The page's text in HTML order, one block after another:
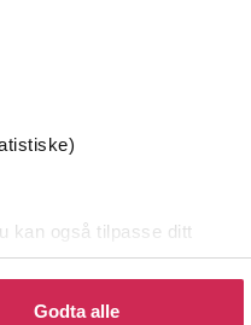
kan også tilpasse ditt
eller endre ditt samtykke.
Godta alle